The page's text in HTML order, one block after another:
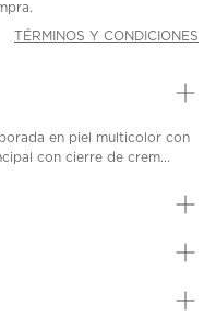
TÉRMINOS Y CONDICIONES
en piel multicolor con
con cierre de crem...